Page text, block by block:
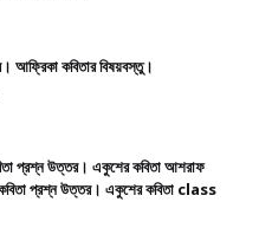
আফ্রিকা কবিতার বিষয়বস্তু।
প্রশ্ন উত্তর। একুশের কবিতা আশরাফ
প্রশ্ন উত্তর। একুশের কবিতা class